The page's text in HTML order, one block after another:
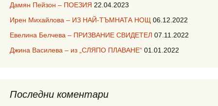
Дамян Пейзон – ПОЕЗИЯ 22.04.2023
Ирен Михайлова – ИЗ НАЙ-ТЪМНАТА НОЩ 06.12.2022
Евелина Белчева – ПРИЗВАНИЕ СВИДЕТЕЛ 07.11.2022
Джина Василева – из „СЛЯПО ПЛАВАНЕ“ 01.01.2022
Последни коментари